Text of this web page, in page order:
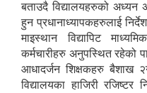
बताउदै विद्यालयहरुको
हुन प्रधानाध्यापकहरुलाई
माइस्थान विद्यापिट
कर्मचारीहरु अनुपस्थित रहेको
आधादर्जन शिक्षकहरु बैशाख
विद्यालयका हाजिरी रजिष्टर